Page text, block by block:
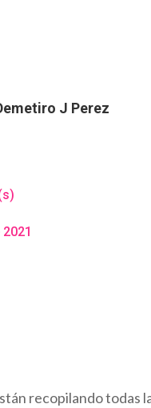
J Perez
recopilando todas